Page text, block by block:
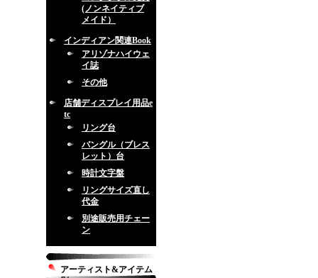
(ノンネイティブ
メイド）
インディアン関連Book
アリゾナハイウェ
イ誌
その他
店舗ディスプレイ用品e
tc
リング台
バングル（ブレス
レット）台
時計文字盤
リングサイズ直し
代金
別途販売用チェー
ン
アーティスト&アイテム